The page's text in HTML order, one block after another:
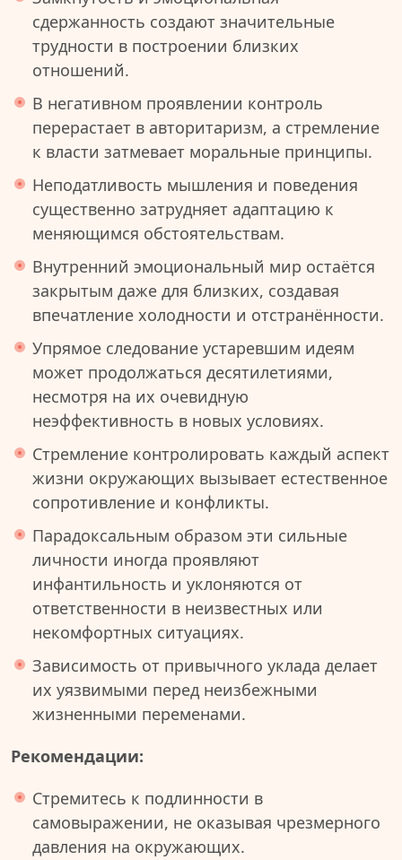
сдержанность создают значительные
трудности в построении близких
отношений.
В негативном проявлении контроль
перерастает в авторитаризм, а стремление
к власти затмевает моральные принципы.
Неподатливость мышления и поведения
существенно затрудняет адаптацию к
меняющимся обстоятельствам.
Внутренний эмоциональный мир остаётся
закрытым даже для близких, создавая
впечатление холодности и отстранённости.
Упрямое следование устаревшим идеям
может продолжаться десятилетиями,
несмотря на их очевидную
неэффективность в новых условиях.
Стремление контролировать каждый аспект
жизни окружающих вызывает естественное
сопротивление и конфликты.
Парадоксальным образом эти сильные
личности иногда проявляют
инфантильность и уклоняются от
ответственности в неизвестных или
некомфортных ситуациях.
Зависимость от привычного уклада делает
их уязвимыми перед неизбежными
жизненными переменами.
Рекомендации:
Стремитесь к подлинности в
самовыражении, не оказывая чрезмерного
давления на окружающих.